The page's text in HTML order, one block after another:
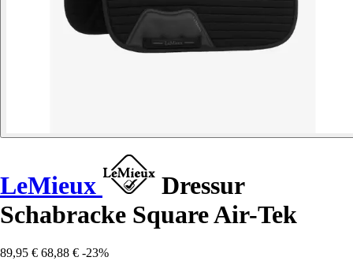
LeMieux
Dressur
Schabracke Square Air-Tek
89,95 € 68,88 € -23%